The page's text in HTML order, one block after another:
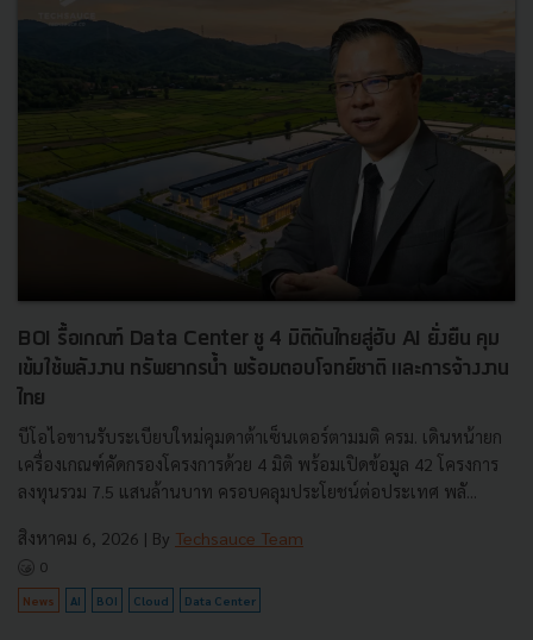
BOI รื้อเกณฑ์ Data Center ชู 4 มิติดันไทยสู่ฮับ AI ยั่งยืน คุม
เข้มใช้พลังงาน ทรัพยากรน้ำ พร้อมตอบโจทย์ชาติ และการจ้างงาน
ไทย
บีโอไอขานรับระเบียบใหม่คุมดาต้าเซ็นเตอร์ตามมติ ครม. เดินหน้ายก
เครื่องเกณฑ์คัดกรองโครงการด้วย 4 มิติ พร้อมเปิดข้อมูล 42 โครงการ
ลงทุนรวม 7.5 แสนล้านบาท ครอบคลุมประโยชน์ต่อประเทศ พลั...
สิงหาคม 6, 2026 | By Techsauce Team
0
News AI BOI Cloud Data Center